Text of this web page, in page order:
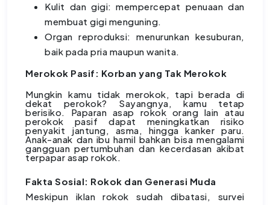
Kulit dan gigi: mempercepat penuaan dan
membuat gigi menguning.
Organ reproduksi: menurunkan kesuburan,
baik pada pria maupun wanita.
Merokok Pasif: Korban yang Tak Merokok
Mungkin kamu tidak merokok, tapi berada di
dekat perokok? Sayangnya, kamu tetap
berisiko. Paparan asap rokok orang lain atau
perokok pasif dapat meningkatkan risiko
penyakit jantung, asma, hingga kanker paru.
Anak-anak dan ibu hamil bahkan bisa mengalami
gangguan pertumbuhan dan kecerdasan akibat
terpapar asap rokok.
Fakta Sosial: Rokok dan Generasi Muda
Meskipun iklan rokok sudah dibatasi, survei